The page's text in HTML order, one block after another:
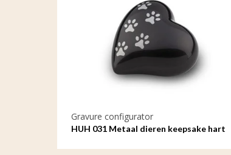
Gravure configurator
HUH 031 Metaal dieren keepsake hart